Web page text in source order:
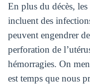
En plus du décès, les
incluent des
peuvent engendrer
perforation de
hémorragies. On
est temps que nous